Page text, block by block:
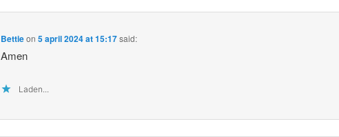
Bettieon5 april 2024 at 15:17said:
Amen
Laden...